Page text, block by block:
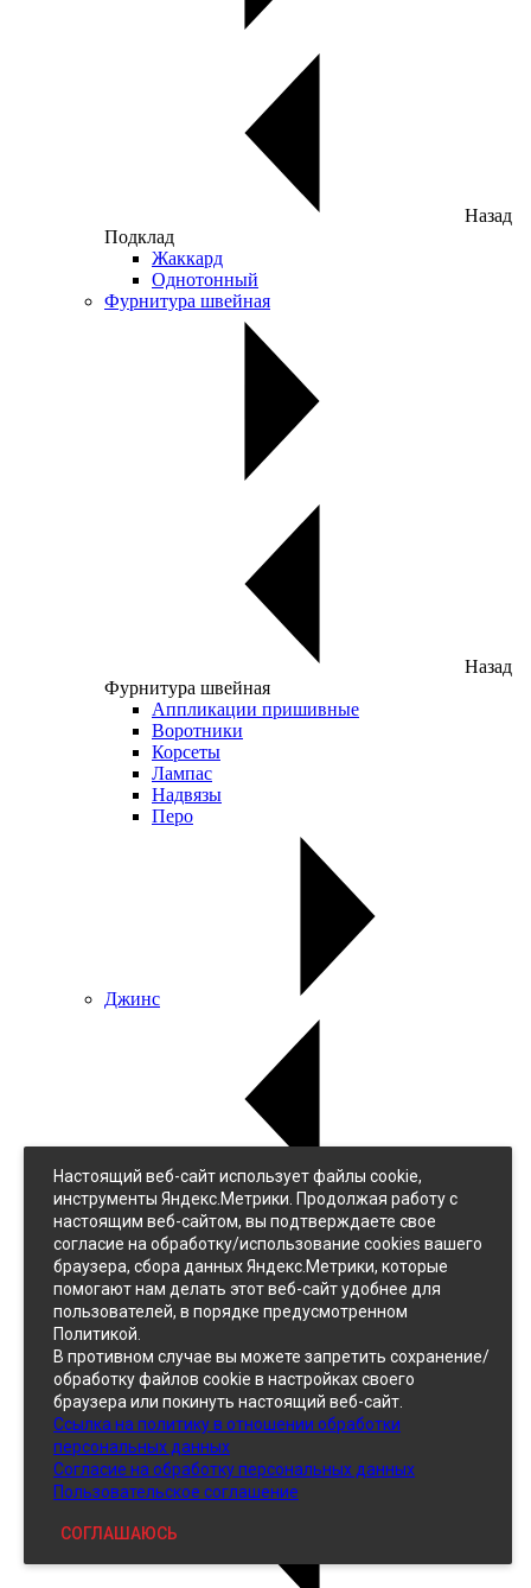
Назад
Подклад
Жаккард
Однотонный
Фурнитура швейная
Назад
Фурнитура швейная
Аппликации пришивные
Воротники
Корсеты
Лампас
Надвязы
Перо
Джинс
Джинс
Однотонный
Принтованный
Кожзам
Настоящий веб-сайт использует файлы cookie,
инструменты Яндекс.Метрики. Продолжая работу с
настоящим веб-сайтом, вы подтверждаете свое
согласие на обработку/использование cookies вашего
браузера, сбора данных Яндекс.Метрики, которые
помогают нам делать этот веб-сайт удобнее для
пользователей, в порядке предусмотренном
Политикой.
В противном случае вы можете запретить сохранение/
обработку файлов cookie в настройках своего
браузера или покинуть настоящий веб-сайт.
Ссылка на политику в отношении обработки
персональных данных
Согласие на обработку персональных данных
Пользовательское соглашение
СОГЛАШАЮСЬ